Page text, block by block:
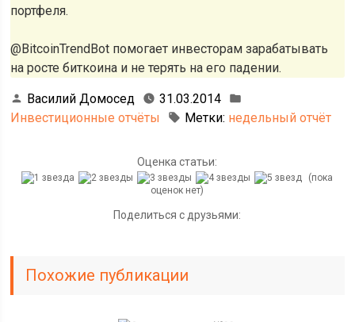
портфеля.
@BitcoinTrendBot помогает инвесторам зарабатывать
на росте биткоина и не терять на его падении.
Василий Домосед
31.03.2014
Инвестиционные отчёты
Метки: недельный отчёт
Оценка статьи:
(пока
оценок нет)
Поделиться с друзьями:
Похожие публикации